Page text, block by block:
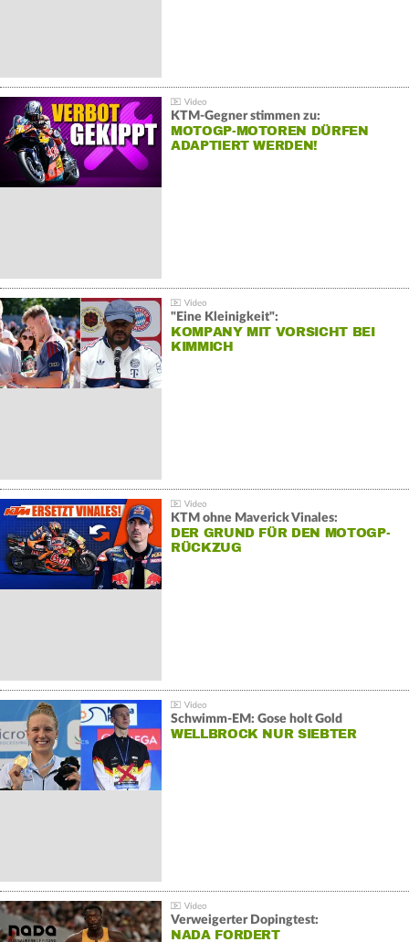
KTM-Gegner stimmen zu:
MOTOGP-MOTOREN DÜRFEN
ADAPTIERT WERDEN!
"Eine Kleinigkeit":
KOMPANY MIT VORSICHT BEI
KIMMICH
KTM ohne Maverick Vinales:
DER GRUND FÜR DEN MOTOGP-
RÜCKZUG
Schwimm-EM: Gose holt Gold
WELLBROCK NUR SIEBTER
Verweigerter Dopingtest:
NADA FORDERT